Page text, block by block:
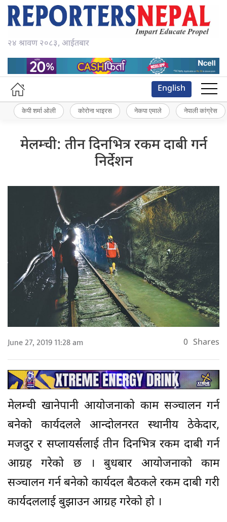
२४ श्रावण २०८३, आईतबार
English
केपी शर्मा ओली कोरोना भाइरस नेकपा एमाले नेपाली कांग्रेस
मेलम्ची: तीन दिनभित्र रकम दाबी गर्न
निर्देशन
June 27, 2019 11:28 am 0 Shares
मेलम्ची खानेपानी आयोजनाको काम सञ्चालन गर्न
बनेको कार्यदलले आन्दोलनरत स्थानीय ठेकेदार,
मजदुर र सप्लायर्सलाई तीन दिनभित्र रकम दाबी गर्न
आग्रह गरेको छ । बुधबार आयोजनाको काम
सञ्चालन गर्न बनेको कार्यदल बैठकले रकम दाबी गरी
कार्यदललाई बुझाउन आग्रह गरेको हो ।